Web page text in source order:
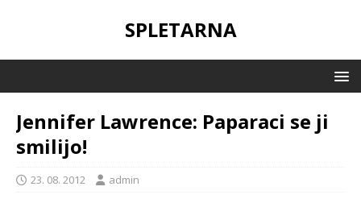
SPLETARNA
Jennifer Lawrence: Paparaci se ji
smilijo!
23. 08. 2012 admin